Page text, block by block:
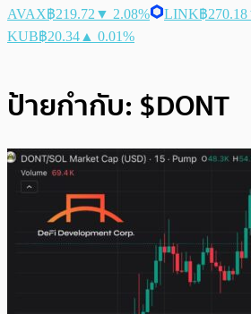
AVAX฿219.72 ▼ 2.08% LINK฿270.18
KUB฿20.34 ▲ 0.01%
ป้ายกำกับ: $DONT